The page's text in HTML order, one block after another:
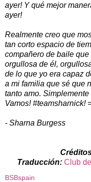
ayer! Y qué mejor
ayer!
Realmente creo que
tan corto espacio de
compañero de baile
orgullosa de él,
de lo que yo era capaz
a mi familia que sé que
tanto amo.
Vamos! #teamsharnick!
- Sharna Burgess
Traducción: Club
BSBspain